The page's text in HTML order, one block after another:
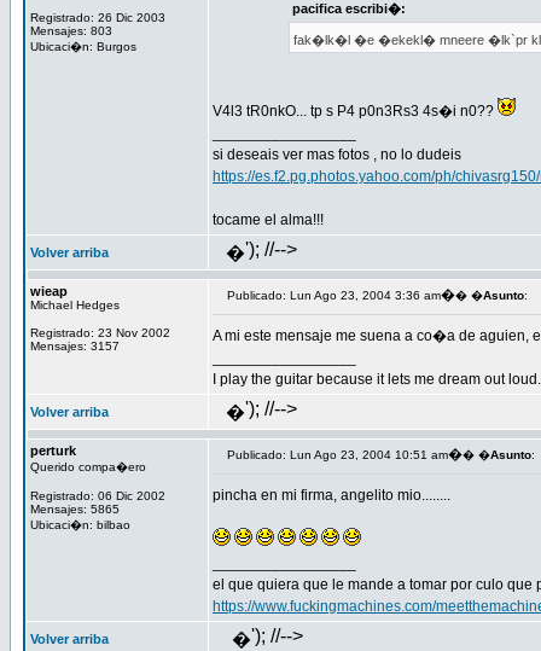
Registrado: 26 Dic 2003
Mensajes: 803
Ubicaci�n: Burgos
pacifica escribi�:
fak�lk�l �e �ekekl� mneere �lk`pr
V4l3 tR0nkO... tp s P4 p0n3Rs3 4s�i n0??
si deseais ver mas fotos , no lo dudeis
https://es.f2.pg.photos.yahoo.com/ph/
tocame el alma!!!
Volver arriba �'); //-->
wieap
Michael Hedges
Registrado: 23 Nov 2002
Mensajes: 3157
Publicado: Lun Ago 23, 2004 3:36 am�� �Asunto:
A mi este mensaje me suena a co�a de aguien,
I play the guitar because it lets me dream out loud.
Volver arriba �'); //-->
perturk
Querido compa�ero
Registrado: 06 Dic 2002
Mensajes: 5865
Ubicaci�n: bilbao
Publicado: Lun Ago 23, 2004 10:51 am�� �Asunto:
pincha en mi firma, angelito mio........
el que quiera que le mande a tomar por culo que
https://www.fuckingmachines.com/
Volver arriba �'); //-->